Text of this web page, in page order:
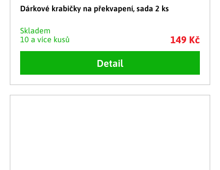
Dárkové krabičky na překvapení, sada 2 ks
Skladem
10 a více kusů
149 Kč
Detail